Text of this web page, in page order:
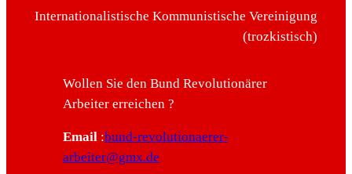
Internationalistische Kommunistische Vereinigung
(trozkistisch)
Wollen Sie den Bund Revolutionärer
Arbeiter erreichen ?
Email:bund-revolutionaerer-
arbeiter@gmx.de